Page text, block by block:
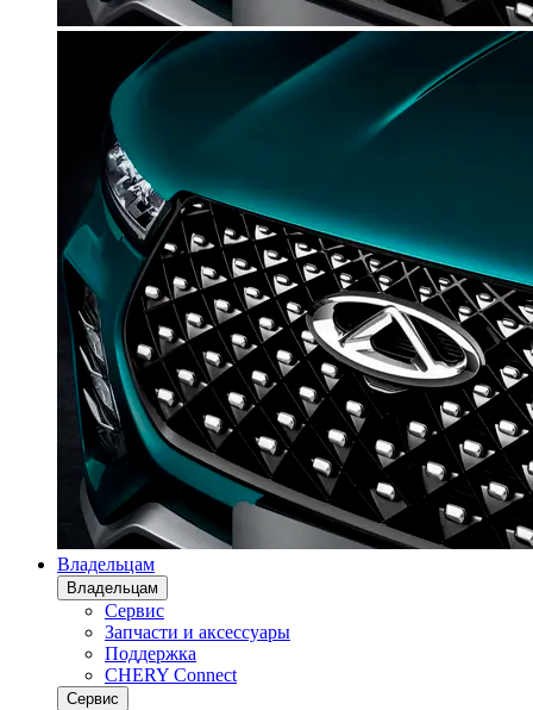
Владельцам
Владельцам
Сервис
Запчасти и аксессуары
Поддержка
CHERY Connect
Сервис